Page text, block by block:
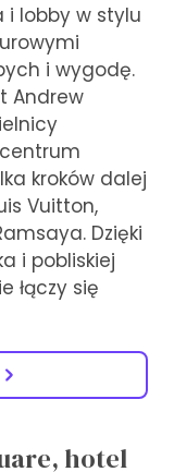
lobby w stylu
i wygodę.
Andrew
kroków dalej
Vuitton,
Dzięki
i pobliskiej
łączy się
hotel